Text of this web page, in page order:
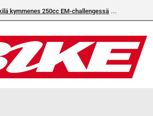
kymmenes 250cc EM-challengessä